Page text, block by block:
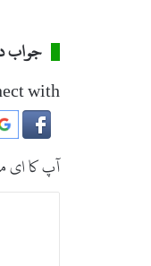
جواب
with:
آپ کا ای